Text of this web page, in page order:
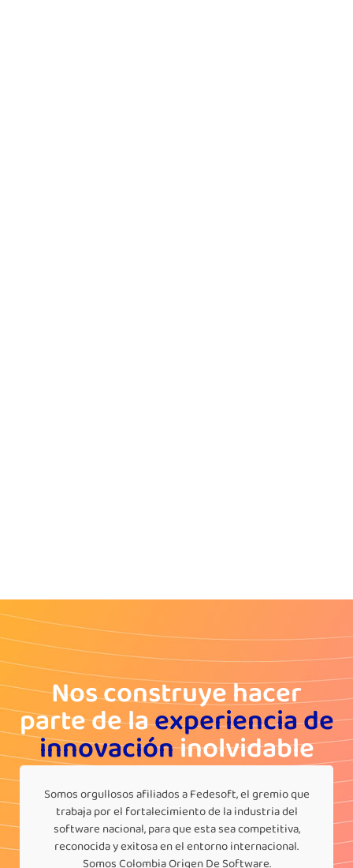
Nos construye hacer
parte de laexperiencia de
innovacióninolvidable
Somos orgullosos afiliados a Fedesoft, el gremio que
trabaja por el fortalecimiento de la industria del
software nacional, para que esta sea competitiva,
reconocida y exitosa en el entorno internacional.
Somos Colombia Origen De Software.